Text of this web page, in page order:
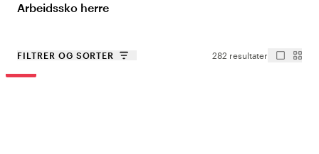
Arbeidssko herre
FILTRER OG SORTER 282 resultater